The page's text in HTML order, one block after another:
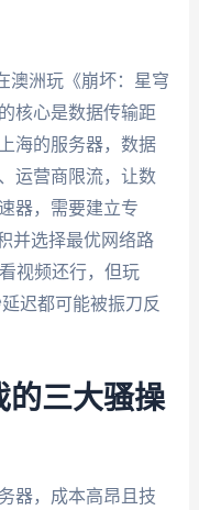
澳洲玩《崩坏：星穹
核心是数据传输距
海的服务器，数据
运营商限流，让数
器，需要建立专
并选择最优网络路
视频还行，但玩
迟都可能被振刀反
的三大骚操
器，成本高昂且技